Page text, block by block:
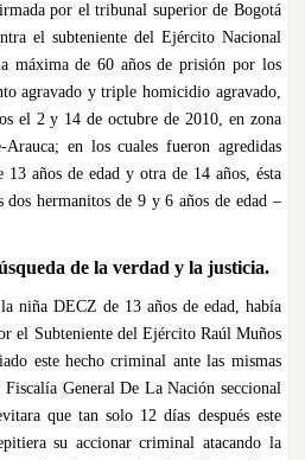
por el tribunal superior de Bogotá
el subteniente del Ejército Nacional
máxima de 60 años de prisión por los
agravado y triple homicidio agravado,
el 2 y 14 de octubre de 2010, en zona
en los cuales fueron agredidas
13 años de edad y otra de 14 años, ésta
dos hermanitos de 9 y 6 años de edad –
de la verdad y la justicia.
niña DECZ de 13 años de edad, había
el Subteniente del Ejército Raúl Muños
este hecho criminal ante las mismas
General De La Nación seccional
que tan solo 12 días después este
su accionar criminal atacando la